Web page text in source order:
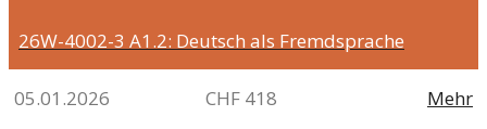
26W-4002-3 A1.2: Deutsch als Fremdsprache
05.01.2026 CHF 418 Mehr